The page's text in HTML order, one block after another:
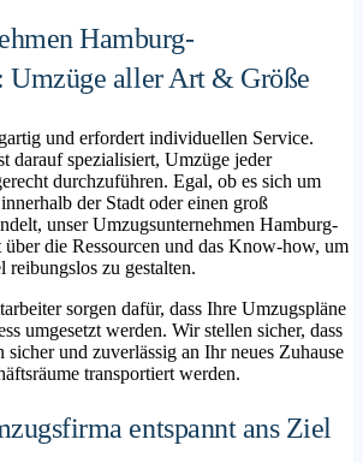
Hamburg-
Umzüge aller Art & Größe
und erfordert individuellen Service.
darauf spezialisiert, Umzüge jeder
durchzuführen. Egal, ob es sich um
der Stadt oder einen groß
unser Umzugsunternehmen Hamburg-
die Ressourcen und das Know-how, um
reibungslos zu gestalten.
sorgen dafür, dass Ihre Umzugspläne
umgesetzt werden. Wir stellen sicher, dass
und zuverlässig an Ihr neues Zuhause
transportiert werden.
entspannt ans Ziel